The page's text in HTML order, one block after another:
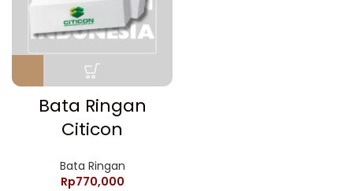
Bata Ringan
Citicon
Bata Ringan
Rp770,000